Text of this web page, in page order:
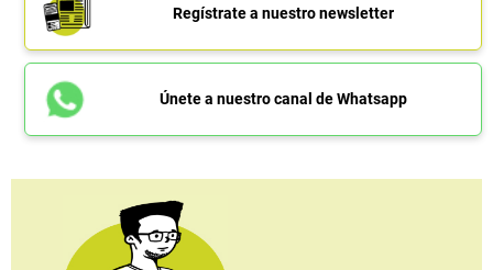
Regístrate a nuestro newsletter
Únete a nuestro canal de Whatsapp